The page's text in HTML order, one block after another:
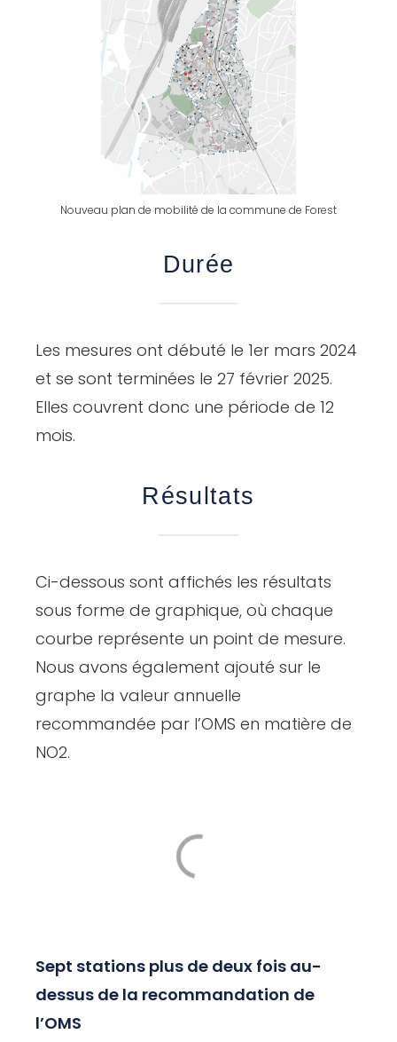
Nouveau plan de mobilité de la commune de Forest
Durée
Les mesures ont débuté le 1er mars 2024
et se sont terminées le 27 février 2025.
Elles couvrent donc une période de 12
mois.
Résultats
Ci-dessous sont affichés les résultats
sous forme de graphique, où chaque
courbe représente un point de mesure.
Nous avons également ajouté sur le
graphe la valeur annuelle
recommandée par l’OMS en matière de
NO2.
Sept stations plus de deux fois au-
dessus de la recommandation de
l’OMS